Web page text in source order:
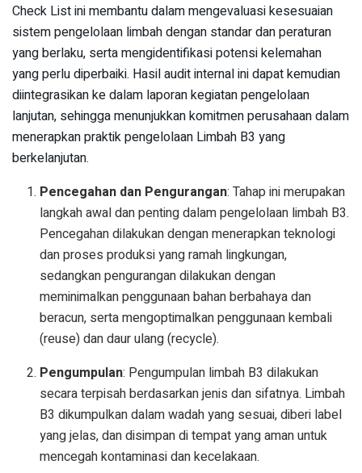
Check List ini membantu dalam mengevaluasi kesesuaian
sistem pengelolaan limbah dengan standar dan peraturan
yang berlaku, serta mengidentifikasi potensi kelemahan
yang perlu diperbaiki. Hasil audit internal ini dapat kemudian
diintegrasikan ke dalam laporan kegiatan pengelolaan
lanjutan, sehingga menunjukkan komitmen perusahaan dalam
menerapkan praktik pengelolaan Limbah B3 yang
berkelanjutan.
Pencegahan dan Pengurangan: Tahap ini merupakan
langkah awal dan penting dalam pengelolaan limbah B3.
Pencegahan dilakukan dengan menerapkan teknologi
dan proses produksi yang ramah lingkungan,
sedangkan pengurangan dilakukan dengan
meminimalkan penggunaan bahan berbahaya dan
beracun, serta mengoptimalkan penggunaan kembali
(reuse) dan daur ulang (recycle).
Pengumpulan: Pengumpulan limbah B3 dilakukan
secara terpisah berdasarkan jenis dan sifatnya. Limbah
B3 dikumpulkan dalam wadah yang sesuai, diberi label
yang jelas, dan disimpan di tempat yang aman untuk
mencegah kontaminasi dan kecelakaan.